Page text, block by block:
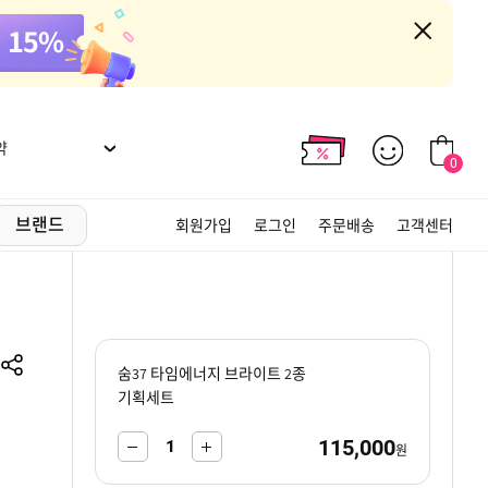
0
브랜드 회원가입 로그인 주문배송 고객센터
숨37 타임에너지 브라이트 2종
기획세트
115,000원